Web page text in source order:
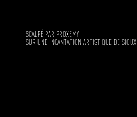
SCALPÉ PAR PROXEMY
SUR UNE INCANTATION ARTISTIQUE DE SIOUX